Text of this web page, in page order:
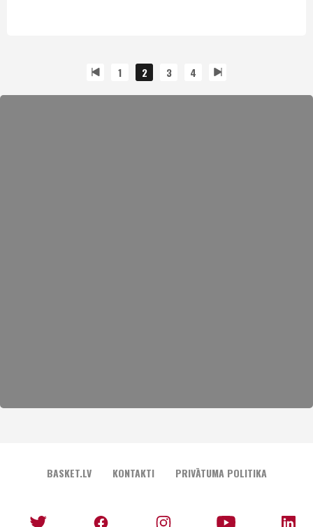
1 2 3 4
BASKET.LV KONTAKTI PRIVĀTUMA POLITIKA